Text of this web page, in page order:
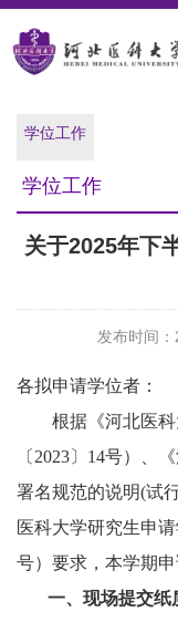
学位工作
学位工作
关于2025年下
发布时间
各拟申请学位者：
根据《河北医
〔2023〕14号）、
署名规范的说明(试
医科大学研究生申
号）要求， 本学期
一、现场提交纸